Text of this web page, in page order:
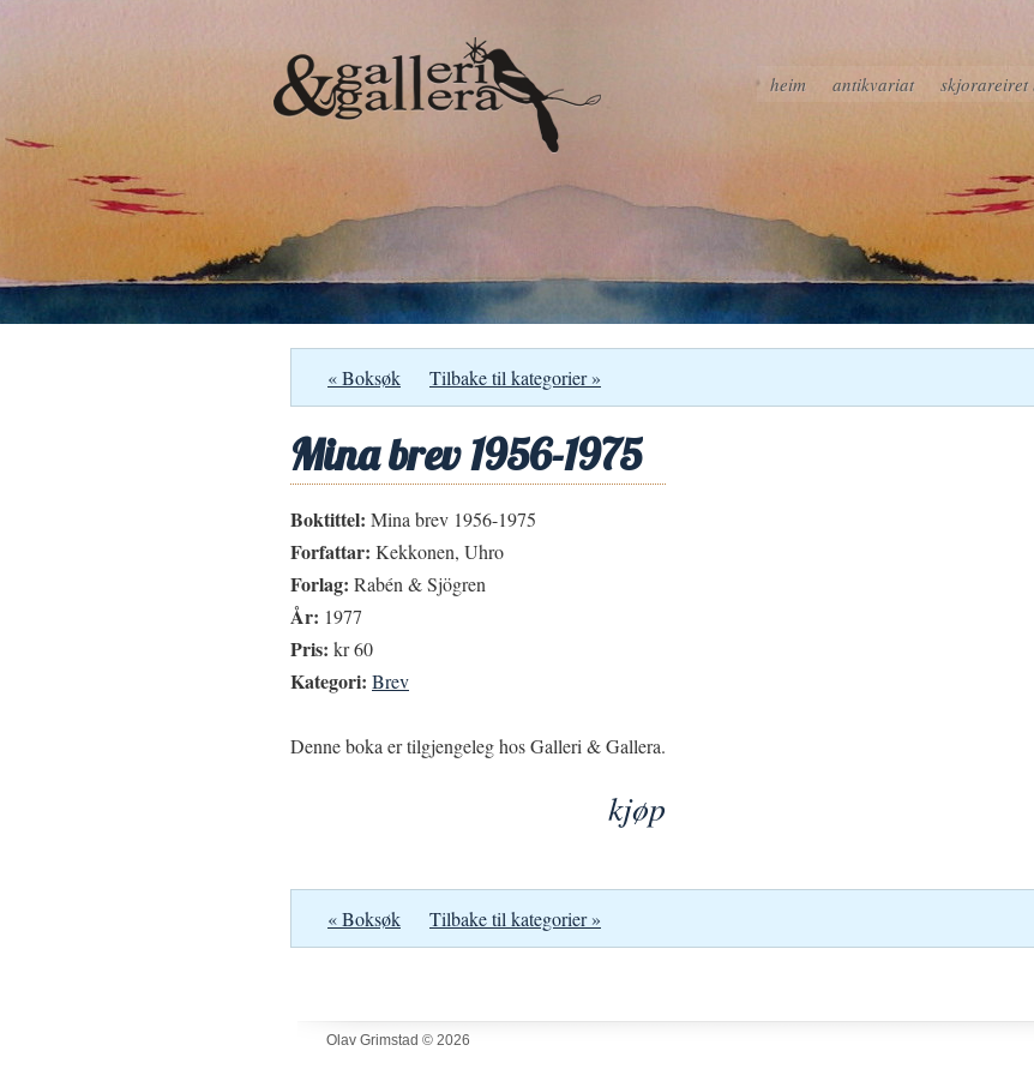
heim antikvariat skjorareiret
« Boksøk Tilbake til kategorier »
Mina brev 1956-1975
Boktittel: Mina brev 1956-1975
Forfattar: Kekkonen, Uhro
Forlag: Rabén & Sjögren
År: 1977
Pris: kr 60
Kategori: Brev
Denne boka er tilgjengeleg hos Galleri & Gallera.
kjøp
« Boksøk Tilbake til kategorier »
Olav Grimstad © 2026